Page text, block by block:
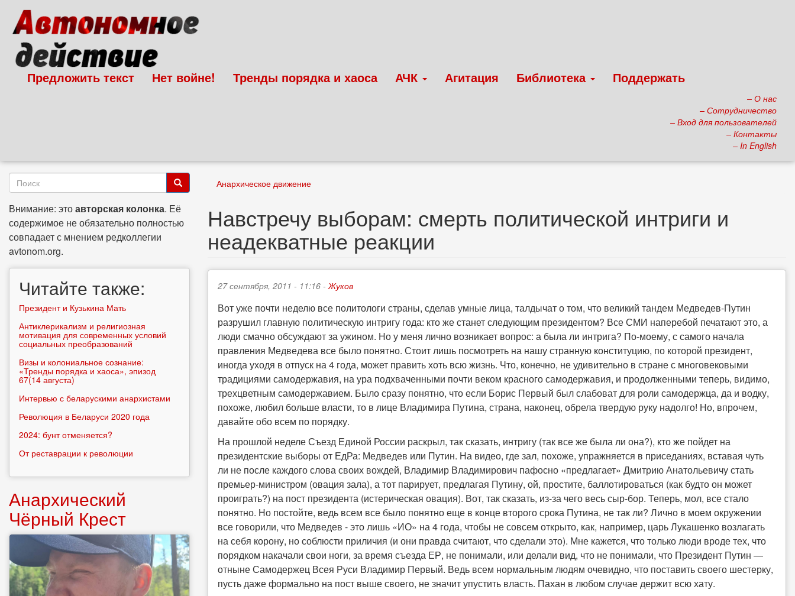
основному
содержанию
Предложить текст Нет войне! Тренды порядка и хаоса АЧК Агитация Библиотека Поддержать
– О нас
– Сотрудничество
– Вход для пользователей
– Контакты
– In English
Анархическое движение
Навстречу выборам: смерть политической интриги и
неадекватные реакции
27 сентября, 2011 - 11:16 -Жуков
Вот уже почти неделю все политологи страны, сделав умные лица, талдычат о том, что великий тандем Медведев-Путин
разрушил главную политическую интригу года: кто же станет следующим президентом? Все СМИ наперебой печатают это, а
люди смачно обсуждают за ужином. Но у меня лично возникает вопрос: а была ли интрига? По-моему, с самого начала
правления Медведева все было понятно. Стоит лишь посмотреть на нашу странную конституцию, по которой президент,
иногда уходя в отпуск на 4 года, может править хоть всю жизнь. Что, конечно, не удивительно в стране с многовековыми
традициями самодержавия, на ура подхваченными почти веком красного самодержавия, и продолженными теперь, видимо,
трехцветным самодержавием. Было сразу понятно, что если Борис Первый был слабоват для роли самодержца, да и водку,
похоже, любил больше власти, то в лице Владимира Путина, страна, наконец, обрела твердую руку надолго! Но, впрочем,
давайте обо всем по порядку.
На прошлой неделе Съезд Единой России раскрыл, так сказать, интригу (так все же была ли она?), кто же пойдет на
президентские выборы от ЕдРа: Медведев или Путин. На видео, где зал, похоже, упражняется в приседаниях, вставая чуть
ли не после каждого слова своих вождей, Владимир Владимирович пафосно «предлагает» Дмитрию Анатольевичу стать
премьер-министром (овация зала), а тот парирует, предлагая Путину, ой, простите, баллотироваться (как будто он может
проиграть?) на пост президента (истерическая овация). Вот, так сказать, из-за чего весь сыр-бор. Теперь, мол, все стало
понятно. Но постойте, ведь всем все было понятно еще в конце второго срока Путина, не так ли? Лично в моем окружении
все говорили, что Медведев - это лишь «ИО» на 4 года, чтобы не совсем открыто, как, например, царь Лукашенко возлагать
на себя корону, но соблюсти приличия (и они правда считают, что сделали это). Мне кажется, что только люди вроде тех, что
порядком накачали свои ноги, за время съезда ЕР, не понимали, или делали вид, что не понимали, что Президент Путин —
отныне Самодержец Всея Руси Владимир Первый. Ведь всем нормальным людям очевидно, что поставить своего шестерку,
пусть даже формально на пост выше своего, не значит упустить власть. Пахан в любом случае держит всю хату.
Форма
поиска
Внимание: этоавторская колонка. Её
содержимое не обязательно полностью
совпадает с мнением редколлегии
avtonom.org.
Читайте также:
Президент и Кузькина Мать
Антиклерикализм и религиозная
мотивация для современных условий
социальных преобразований
Визы и колониальное сознание:
«Тренды порядка и хаоса», эпизод
67(14 августа)
Интервью с беларускими анархистами
Революция в Беларуси 2020 года
2024: бунт отменяется?
От реставрации к революции
Анархический
Чёрный Крест